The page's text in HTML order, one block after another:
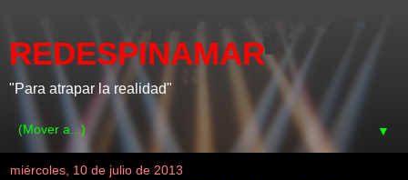
REDESPINAMAR
"Para atrapar la realidad"
▼
miércoles, 10 de julio de 2013